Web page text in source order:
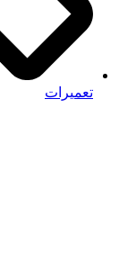
تعمیرات